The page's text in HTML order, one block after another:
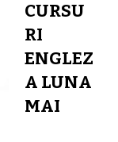
CURSU
RI
ENGLEZ
A LUNA
MAI